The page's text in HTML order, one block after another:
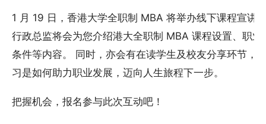
1 月 19 日，香港大学全职制 MBA 将举办线下课程宣讲
行政总监将会为您介绍港大全职制 MBA 课程设置、职
条件等内容。 同时，亦会有在读学生及校友分享环节，
习是如何助力职业发展，迈向人生旅程下一步。
把握机会，报名参与此次互动吧！